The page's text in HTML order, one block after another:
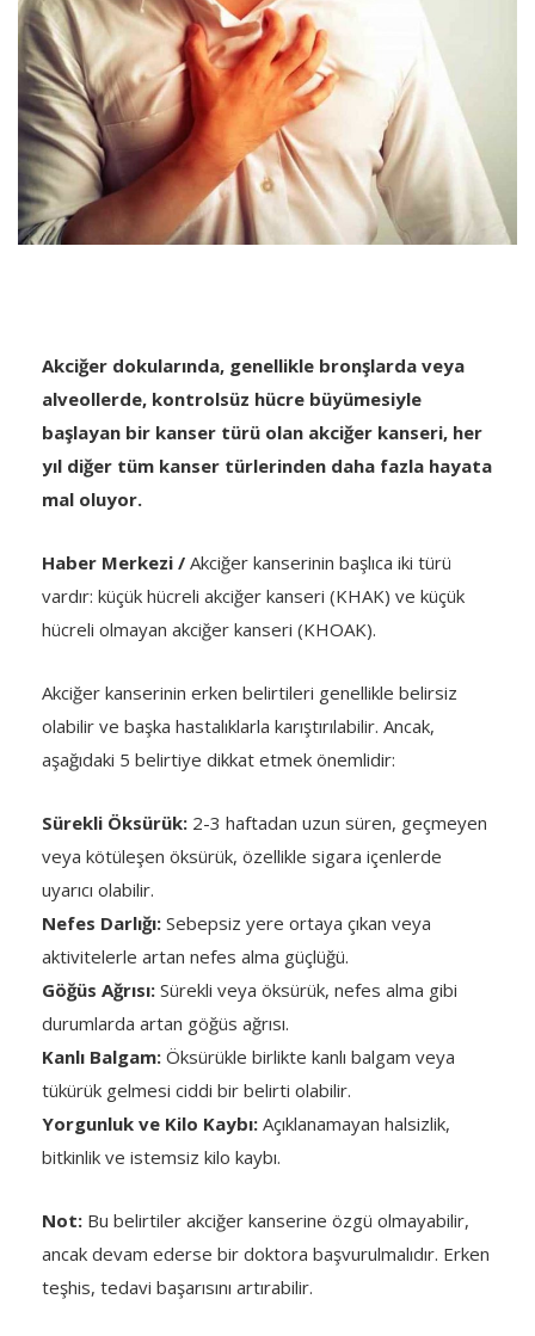
Akciğer dokularında, genellikle bronşlarda veya
alveollerde, kontrolsüz hücre büyümesiyle
başlayan bir kanser türü olan akciğer kanseri, her
yıl diğer tüm kanser türlerinden daha fazla hayata
mal oluyor.
Haber Merkezi / Akciğer kanserinin başlıca iki türü
vardır: küçük hücreli akciğer kanseri (KHAK) ve küçük
hücreli olmayan akciğer kanseri (KHOAK).
Akciğer kanserinin erken belirtileri genellikle belirsiz
olabilir ve başka hastalıklarla karıştırılabilir. Ancak,
aşağıdaki 5 belirtiye dikkat etmek önemlidir:
Sürekli Öksürük: 2-3 haftadan uzun süren, geçmeyen
veya kötüleşen öksürük, özellikle sigara içenlerde
uyarıcı olabilir.
Nefes Darlığı: Sebepsiz yere ortaya çıkan veya
aktivitelerle artan nefes alma güçlüğü.
Göğüs Ağrısı: Sürekli veya öksürük, nefes alma gibi
durumlarda artan göğüs ağrısı.
Kanlı Balgam: Öksürükle birlikte kanlı balgam veya
tükürük gelmesi ciddi bir belirti olabilir.
Yorgunluk ve Kilo Kaybı: Açıklanamayan halsizlik,
bitkinlik ve istemsiz kilo kaybı.
Not: Bu belirtiler akciğer kanserine özgü olmayabilir,
ancak devam ederse bir doktora başvurulmalıdır. Erken
teşhis, tedavi başarısını artırabilir.